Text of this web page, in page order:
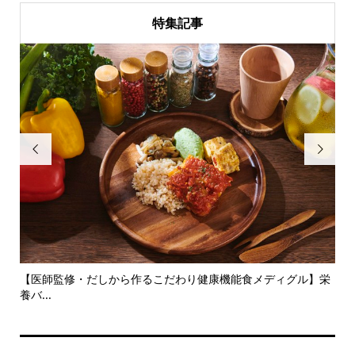
特集記事

【医師監修・だしから作るこだわり健康機能食メディグル】栄
養バ...
